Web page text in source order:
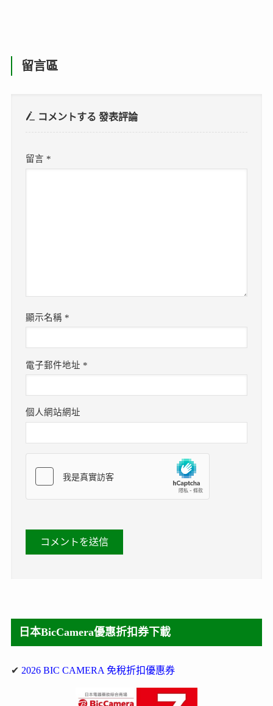
留言區
コメントする發表評論
留言 *
顯示名稱 *
電子郵件地址 *
個人網站網址
日本BicCamera優惠折扣券下載
✔ 2026 BIC CAMERA 免稅折扣優惠券